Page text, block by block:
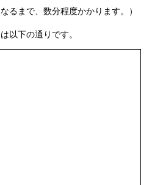
るまで、数分程度かかります。）
以下の通りです。